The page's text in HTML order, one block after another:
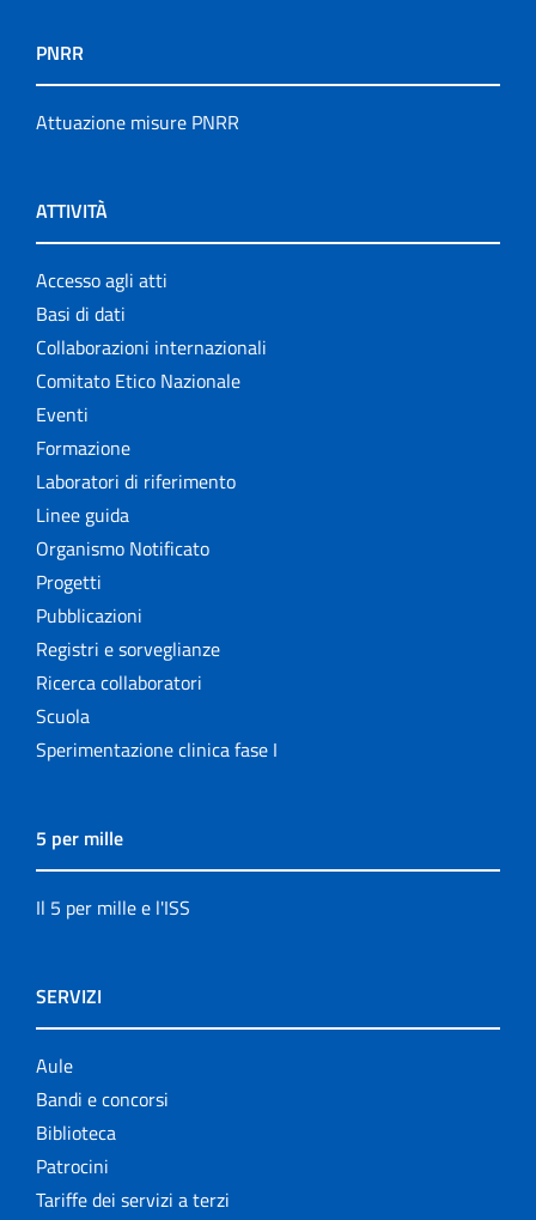
PNRR
Attuazione misure PNRR
ATTIVITÀ
Accesso agli atti
Basi di dati
Collaborazioni internazionali
Comitato Etico Nazionale
Eventi
Formazione
Laboratori di riferimento
Linee guida
Organismo Notificato
Progetti
Pubblicazioni
Registri e sorveglianze
Ricerca collaboratori
Scuola
Sperimentazione clinica fase I
5 per mille
Il 5 per mille e l'ISS
SERVIZI
Aule
Bandi e concorsi
Biblioteca
Patrocini
Tariffe dei servizi a terzi